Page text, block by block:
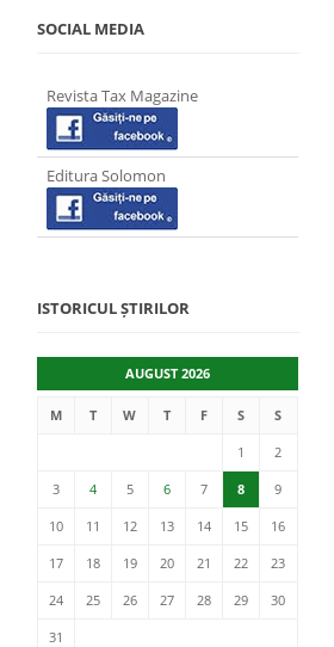
SOCIAL MEDIA
Revista Tax Magazine
Editura Solomon
ISTORICUL ȘTIRILOR
AUGUST 2026
M T W T F S S
1 2
3 4 5 6 7 8 9
10 11 12 13 14 15 16
17 18 19 20 21 22 23
24 25 26 27 28 29 30
31